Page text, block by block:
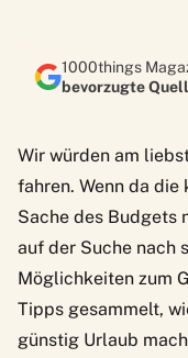
1000things
bevorzugte
Wir würden am
fahren. Wenn da
Sache des Budgets
auf der Suche nach
Möglichkeiten zum
Tipps gesammelt,
günstig Urlaub